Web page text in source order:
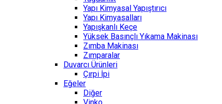
Yapı Kimyasal Yapıştırıcı
Yapı Kimyasalları
Yapışkanlı Keçe
Yüksek Basınçlı Yıkama Makinası
Zımba Makinası
Zımparalar
Duvarcı Ürünleri
Çırpi İpi
Eğeler
Diğer